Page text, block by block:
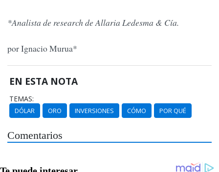
*Analista de research de Allaria Ledesma & Cía.
por Ignacio Murua*
EN ESTA NOTA
TEMAS:
DÓLAR ORO INVERSIONES CÓMO POR QUÉ
Comentarios